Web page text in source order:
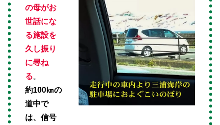
の母がお
世話にな
る施設を
久し振り
に尋ね
る。
約100㎞の
道中で
は、信号